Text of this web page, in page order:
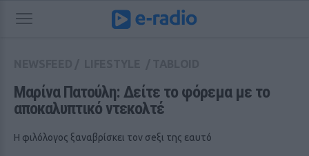
Μαρίνα Πατούλη: Δείτε το φόρεμα με το
αποκαλυπτικό ντεκολτέ
Η φιλόλογος ξαναβρίσκει τον σeξι της εαυτό